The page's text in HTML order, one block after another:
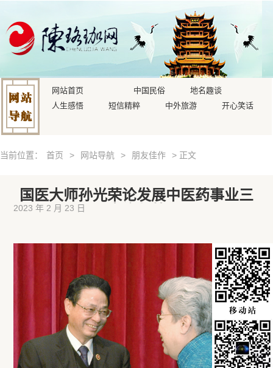
网站首页 中国民俗
地名趣谈
人生感悟
短信精粹 中外旅游 开心笑话
当前位置： 首页 > 网站导航 > 朋友佳作 > 正文
国医大师孙光荣论发展中医药事业三
2023 年 2 月 23 日